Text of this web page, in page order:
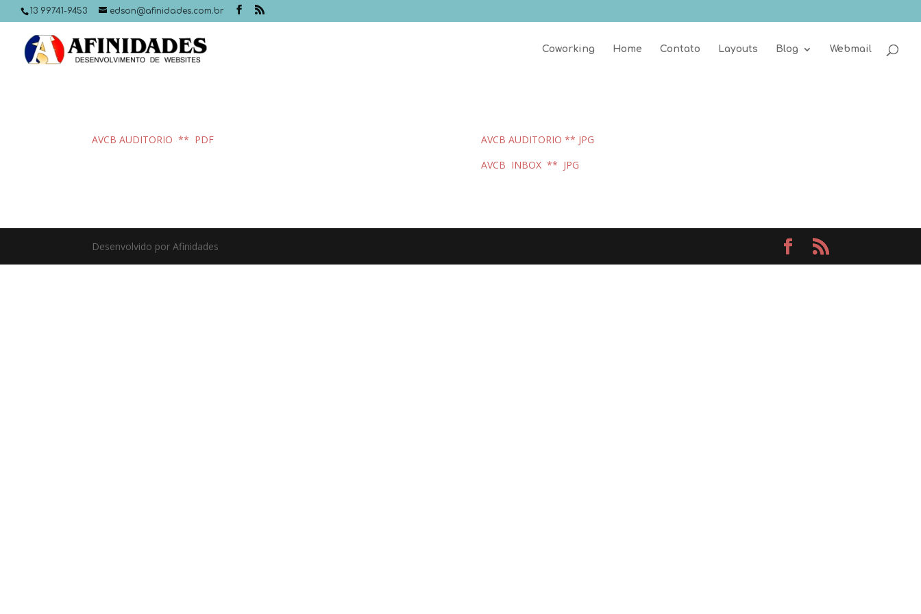
13 99741-9453 edson@afinidades.com.br
Coworking Home Contato Layouts Blog Webmail
AVCB AUDITORIO ** PDF
AVCB AUDITORIO ** JPG
AVCB INBOX ** JPG
Desenvolvido por Afinidades